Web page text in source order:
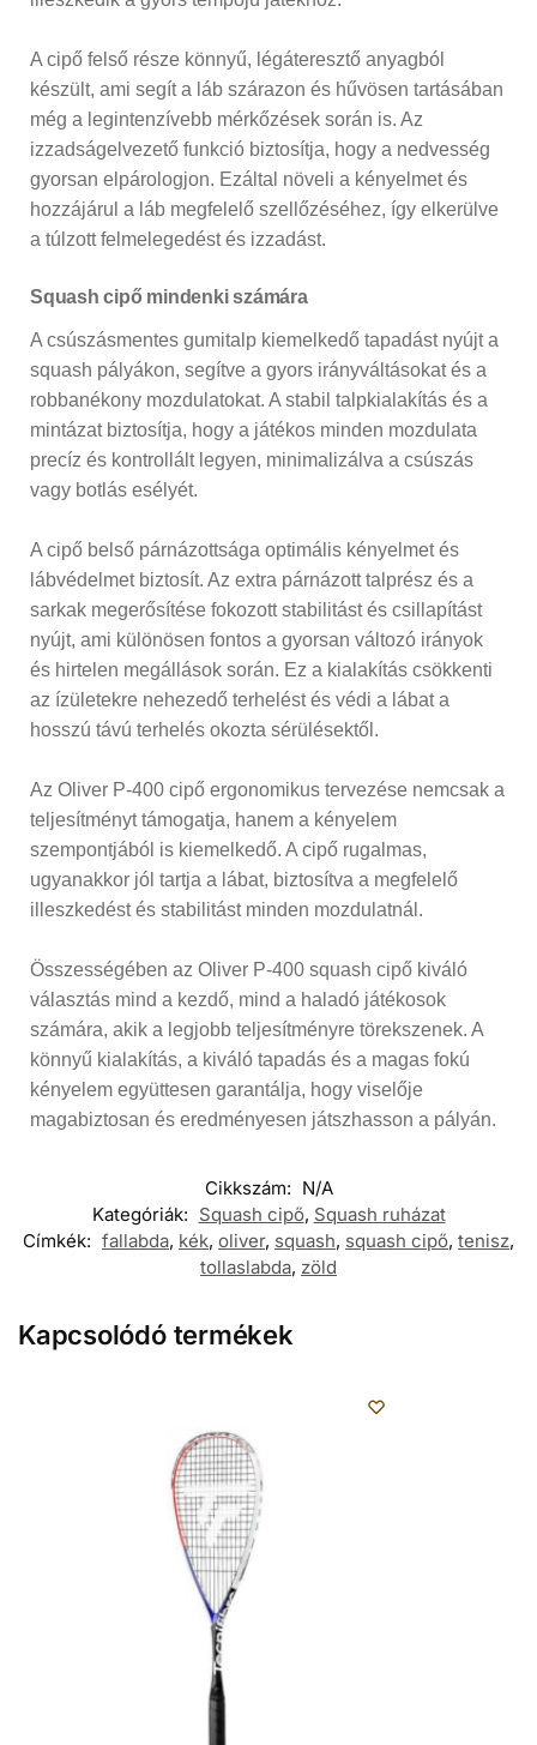
A cipő felső része könnyű, légáteresztő anyagból
készült, ami segít a láb szárazon és hűvösen tartásában
még a legintenzívebb mérkőzések során is. Az
izzadságelvezető funkció biztosítja, hogy a nedvesség
gyorsan elpárologjon. Ezáltal növeli a kényelmet és
hozzájárul a láb megfelelő szellőzéséhez, így elkerülve
a túlzott felmelegedést és izzadást.
Squash cipő mindenki számára
A csúszásmentes gumitalp kiemelkedő tapadást nyújt a
squash pályákon, segítve a gyors irányváltásokat és a
robbanékony mozdulatokat. A stabil talpkialakítás és a
mintázat biztosítja, hogy a játékos minden mozdulata
precíz és kontrollált legyen, minimalizálva a csúszás
vagy botlás esélyét.
A cipő belső párnázottsága optimális kényelmet és
lábvédelmet biztosít. Az extra párnázott talprész és a
sarkak megerősítése fokozott stabilitást és csillapítást
nyújt, ami különösen fontos a gyorsan változó irányok
és hirtelen megállások során. Ez a kialakítás csökkenti
az ízületekre nehezedő terhelést és védi a lábat a
hosszú távú terhelés okozta sérülésektől.
Az Oliver P-400 cipő ergonomikus tervezése nemcsak a
teljesítményt támogatja, hanem a kényelem
szempontjából is kiemelkedő. A cipő rugalmas,
ugyanakkor jól tartja a lábat, biztosítva a megfelelő
illeszkedést és stabilitást minden mozdulatnál.
Összességében az Oliver P-400 squash cipő kiváló
választás mind a kezdő, mind a haladó játékosok
számára, akik a legjobb teljesítményre törekszenek. A
könnyű kialakítás, a kiváló tapadás és a magas fokú
kényelem együttesen garantálja, hogy viselője
magabiztosan és eredményesen játszhasson a pályán.
Cikkszám: N/A
Kategóriák: Squash cipő, Squash ruházat
Címkék: fallabda, kék, oliver, squash, squash cipő, tenisz,
tollaslabda, zöld
Kapcsolódó termékek